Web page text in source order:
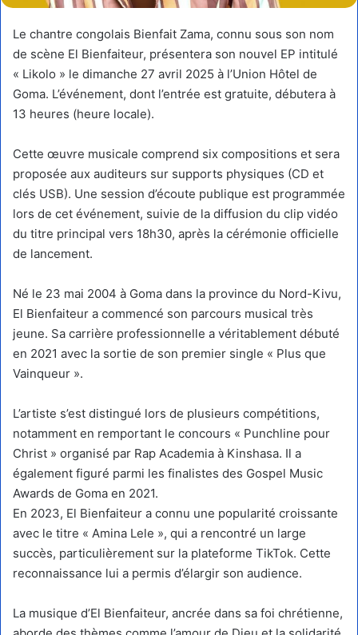
Le chantre congolais Bienfait Zama, connu sous son nom
de scène El Bienfaiteur, présentera son nouvel EP intitulé
« Likolo » le dimanche 27 avril 2025 à l’Union Hôtel de
Goma. L’événement, dont l’entrée est gratuite, débutera à
13 heures (heure locale).
Cette œuvre musicale comprend six compositions et sera
proposée aux auditeurs sur supports physiques (CD et
clés USB). Une session d’écoute publique est programmée
lors de cet événement, suivie de la diffusion du clip vidéo
du titre principal vers 18h30, après la cérémonie officielle
de lancement.
Né le 23 mai 2004 à Goma dans la province du Nord-Kivu,
El Bienfaiteur a commencé son parcours musical très
jeune. Sa carrière professionnelle a véritablement débuté
en 2021 avec la sortie de son premier single « Plus que
Vainqueur ».
L’artiste s’est distingué lors de plusieurs compétitions,
notamment en remportant le concours « Punchline pour
Christ » organisé par Rap Academia à Kinshasa. Il a
également figuré parmi les finalistes des Gospel Music
Awards de Goma en 2021.
En 2023, El Bienfaiteur a connu une popularité croissante
avec le titre « Amina Lele », qui a rencontré un large
succès, particulièrement sur la plateforme TikTok. Cette
reconnaissance lui a permis d’élargir son audience.
La musique d’El Bienfaiteur, ancrée dans sa foi chrétienne,